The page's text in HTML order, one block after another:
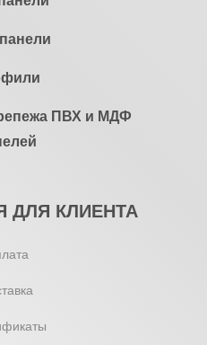
ПВХ и МДФ
ДЛЯ КЛИЕНТА